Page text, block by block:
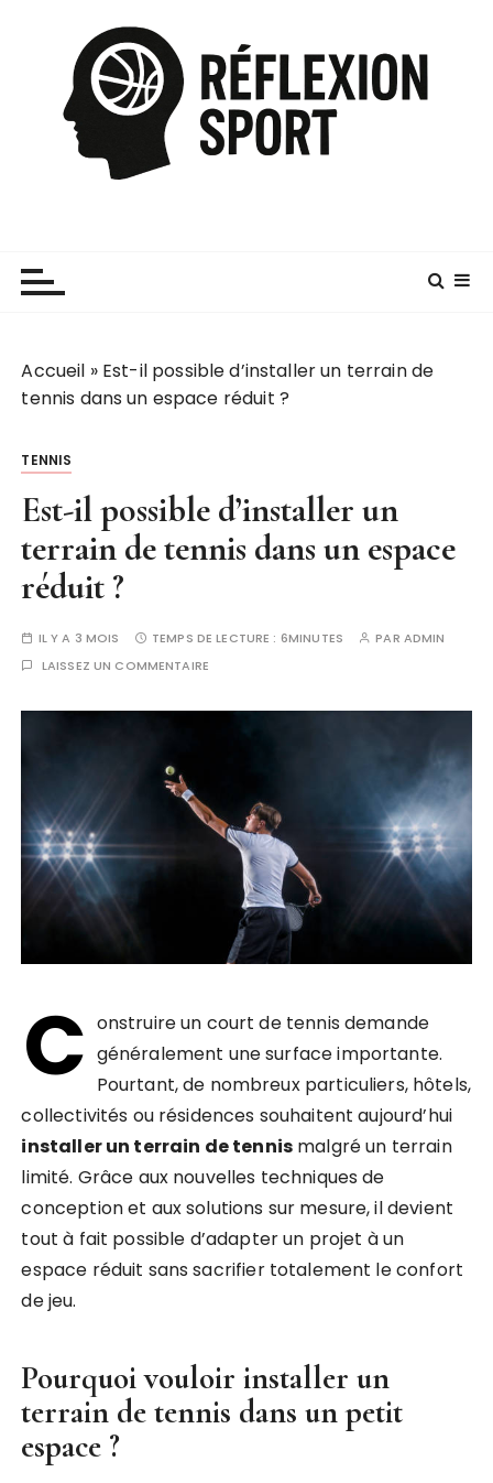
Accueil » Est-il possible d’installer un terrain de
tennis dans un espace réduit ?
TENNIS
Est-il possible d’installer un
terrain de tennis dans un espace
réduit ?
IL Y A 3 MOIS TEMPS DE LECTURE : 6MINUTES PAR ADMIN
LAISSEZ UN COMMENTAIRE
C onstruire un court de tennis demande
généralement une surface importante.
Pourtant, de nombreux particuliers, hôtels,
collectivités ou résidences souhaitent aujourd’hui
installer un terrain de tennismalgré un terrain
limité. Grâce aux nouvelles techniques de
conception et aux solutions sur mesure, il devient
tout à fait possible d’adapter un projet à un
espace réduit sans sacrifier totalement le confort
de jeu.
Pourquoi vouloirinstaller un
terrain de tennis dans un petit
espace ?